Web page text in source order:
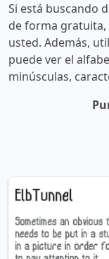
Si está buscando
de forma
usted. Además,
puede ver el
minúsculas,